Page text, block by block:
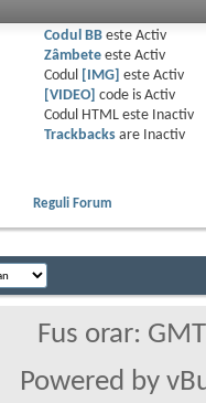
Codul BBeste Activ
Zâmbeteeste Activ
Codul
[IMG] este Activ
[VIDEO]
code is Activ
Codul HTML este
Inactiv
Trackbacksare
Inactiv
Reguli Forum
Fus orar:
Powered by